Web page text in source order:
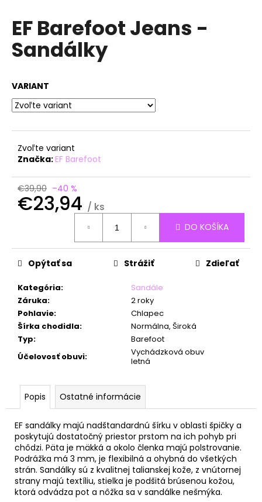
EF Barefoot Jeans -
Sandálky
VARIANT
Zvoľte variant
Značka:EF Barefoot
€39,90 –40 %
€23,94 / ks
DO KOŠÍKA
Kategória:
Sandále
Záruka:
2 roky
Pohlavie:
Chlapec
Šírka chodidla:
Normálna, Široká
Typ:
Barefoot
Účelovosť obuvi:
Vychádzková obuv
letná
Opýtať sa Strážiť Zdieľať
Popis Ostatné informácie
EF sandálky majú nadštandardnú šírku v oblasti špičky a
poskytujú dostatočný priestor prstom na ich pohyb pri
chôdzi. Päta je mäkká a okolo členka majú polstrovanie.
Podrážka má 3 mm, je flexibilná a ohybná do všetkých
strán. Sandálky sú z kvalitnej talianskej kože, z vnútornej
strany majú textíliu, stielka je podšitá brúsenou kožou,
ktorá odvádza pot a nôžka sa v sandálke nešmýka.
j
s
ť
O
d
ú
č
m
e